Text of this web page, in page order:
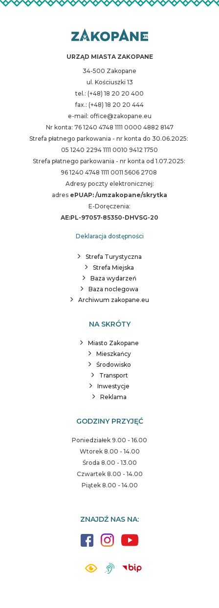
URZĄD MIASTA ZAKOPANE
34-500 Zakopane
ul. Kościuszki 13
tel.: (+48) 18 20 20 400
fax.: (+48) 18 20 20 444
e-mail: office@zakopane.eu
Nr konta: 76 1240 4748 1111 0000 4882 8147
Strefa płatnego parkowania - nr konta do 30.06.2025:
05 1240 2294 1111 0010 9412 1750
Strefa płatnego parkowania - nr konta od 1.07.2025:
96 1240 4748 1111 0011 5606 2708
Adresy poczty elektronicznej:
adres ePUAP: /umzakopane/skrytka
E-Doręczenia:
AE:PL-97057-85350-DHVSG-20
Deklaracja dostępności
Strefa Turystyczna
Strefa Miejska
Baza wydarzeń
Baza noclegowa
Archiwum zakopane.eu
NA SKRÓTY
Miasto Zakopane
Mieszkańcy
Środowisko
Transport
Inwestycje
Reklama
GODZINY PRZYJĘĆ
Poniedziałek 9.00 - 16.00
Wtorek 8.00 - 14.00
Środa 8.00 - 13.00
Czwartek 8.00 - 14.00
Piątek 8.00 - 14.00
ZNAJDŹ NAS NA: